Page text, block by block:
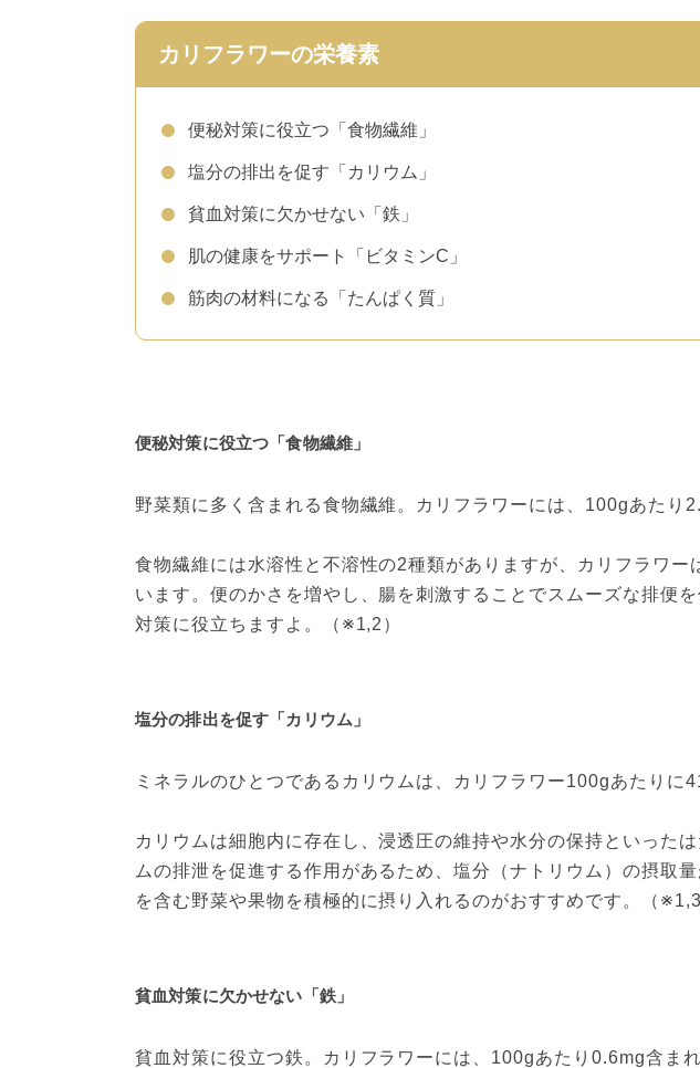
カリフラワーの栄養素
便秘対策に役立つ「食物繊維」
塩分の排出を促す「カリウム」
貧血対策に欠かせない「鉄」
肌の健康をサポート「ビタミンC」
筋肉の材料になる「たんぱく質」
便秘対策に役立つ「食物繊維」
野菜類に多く含まれる食物繊維。カリフラワーには、100gあたり
食物繊維には水溶性と不溶性の2種類がありますが、カリフラワー
います。便のかさを増やし、腸を刺激することでスムーズな排便
対策に役立ちますよ。（※1,2）
塩分の排出を促す「カリウム」
ミネラルのひとつであるカリウムは、カリフラワー100gあたりに
カリウムは細胞内に存在し、浸透圧の維持や水分の保持といった
ムの排泄を促進する作用があるため、塩分（ナトリウム）の摂取
を含む野菜や果物を積極的に摂り入れるのがおすすめです。（※1,3
貧血対策に欠かせない「鉄」
貧血対策に役立つ鉄。カリフラワーには、100gあたり0.6mg含まれ